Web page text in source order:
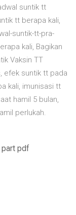
suntik tt
tt berapa kali,
suntik-tt-pra-
kali, Bagikan
Vaksin TT
efek suntik tt pada
kali, imunisasi tt
hamil 5 bulan,
perlukah.
pdf